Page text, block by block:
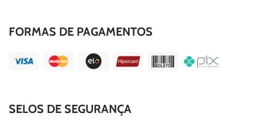
FORMAS DE PAGAMENTOS
SELOS DE SEGURANÇA